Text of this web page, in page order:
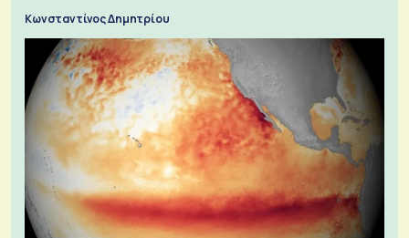
Κωνσταντίνος Δημητρίου